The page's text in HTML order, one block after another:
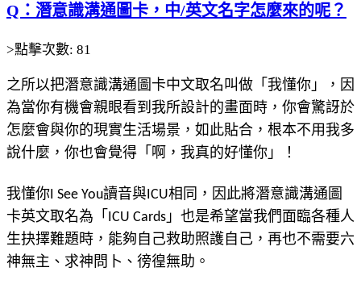
Q：潛意識溝通圖卡，中/英文名字怎麼來的呢？
>點擊次數: 81
之所以把潛意識溝通圖卡中文取名叫做「我懂你」，因
為當你有機會親眼看到我所設計的畫面時，你會驚訝於
怎麼會與你的現實生活場景，如此貼合，根本不用我多
說什麼，你也會覺得「啊，我真的好懂你」！
我懂你I See You讀音與ICU相同，因此將潛意識溝通圖
卡英文取名為「ICU Cards」也是希望當我們面臨各種人
生抉擇難題時，能夠自己救助照護自己，再也不需要六
神無主、求神問卜、徬徨無助。